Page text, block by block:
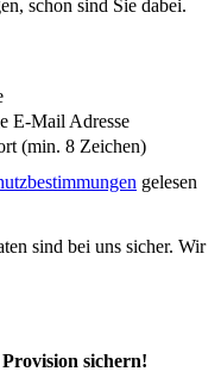
schon sind Sie dabei.
E-Mail Adresse
(min. 8 Zeichen)
gelesen
sind bei uns sicher. Wir
sichern!